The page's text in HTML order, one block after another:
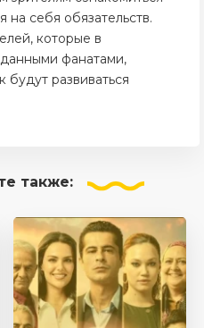
на себя обязательств.
которые в
фанатами,
развиваться
также: